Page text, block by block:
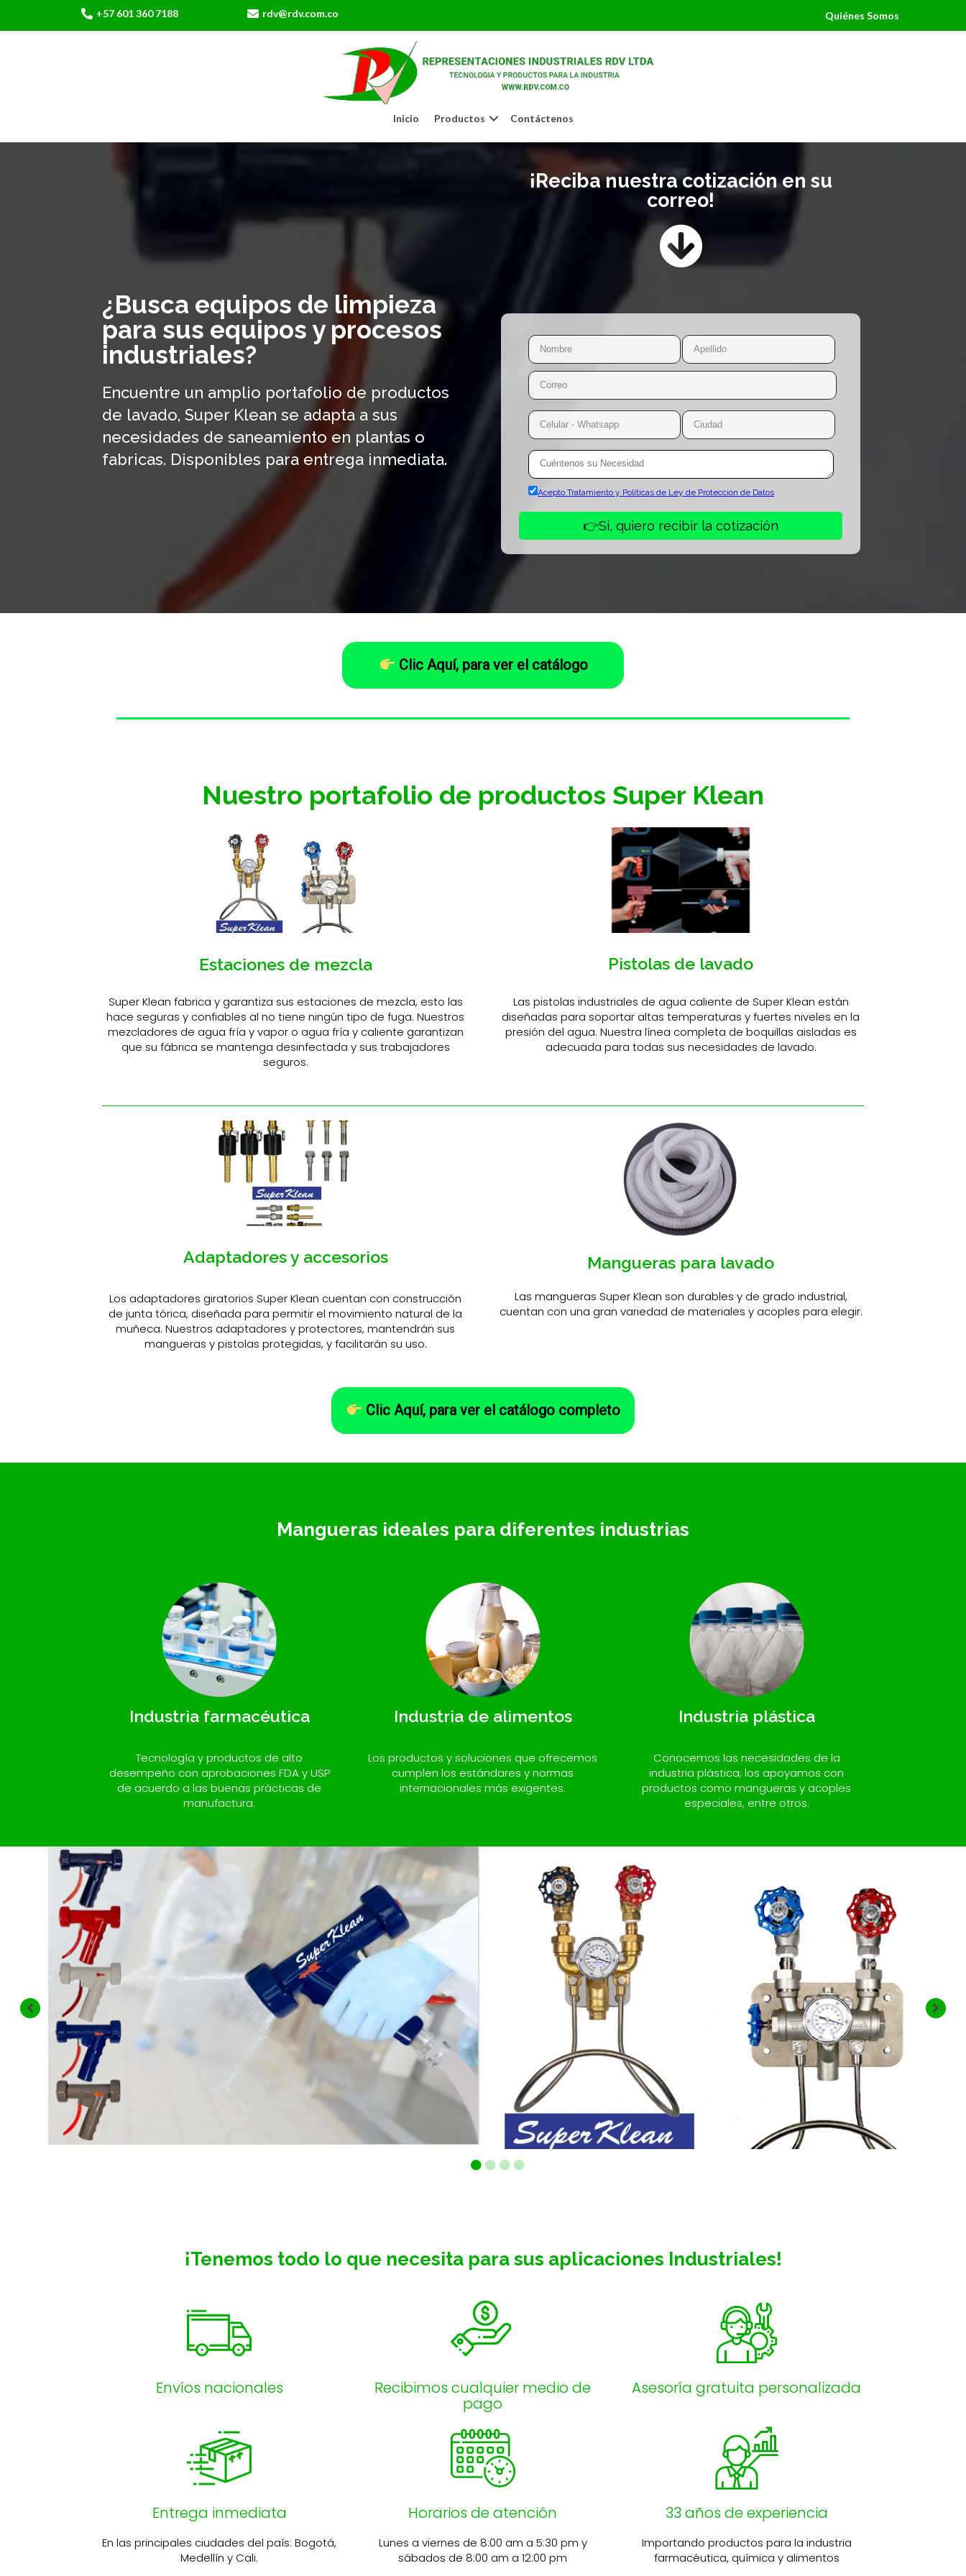
+57 601 360 7188 rdv@rdv.com.co Quiénes Somos
Inicio Productos Contáctenos
¿Busca equipos de limpieza
para sus equipos y procesos
industriales?
Encuentre un amplio portafolio de productos
de lavado, Super Klean se adapta a sus
necesidades de saneamiento en plantas o
fabricas. Disponibles para entrega inmediata.
¡Reciba nuestra cotización en su
correo!
Clic Aquí, para ver el catálogo
Nuestro portafolio de productos Super Klean
Estaciones de mezcla
Super Klean fabrica y garantiza sus estaciones de mezcla, esto las
hace seguras y confiables al no tiene ningún tipo de fuga. Nuestros
mezcladores de agua fría y vapor o agua fría y caliente garantizan
que su fábrica se mantenga desinfectada y sus trabajadores
seguros.
Pistolas de lavado
Las pistolas industriales de agua caliente de Super Klean están
diseñadas para soportar altas temperaturas y fuertes niveles en la
presión del agua. Nuestra línea completa de boquillas aisladas es
adecuada para todas sus necesidades de lavado.
Adaptadores y accesorios
Los adaptadores giratorios Super Klean cuentan con construcción
de junta tórica, diseñada para permitir el movimiento natural de la
muñeca. Nuestros adaptadores y protectores, mantendrán sus
mangueras y pistolas protegidas, y facilitarán su uso.
Mangueras para lavado
Las mangueras Super Klean son durables y de grado industrial,
cuentan con una gran variedad de materiales y acoples para elegir.
Clic Aquí, para ver el catálogo completo
Mangueras ideales para diferentes industrias
Industria farmacéutica
Tecnología y productos de alto
desempeño con aprobaciones FDA y USP
de acuerdo a las buenas prácticas de
manufactura.
Industria de alimentos
Los productos y soluciones que ofrecemos
cumplen los estándares y normas
internacionales más exigentes.
Industria plástica
Conocemos las necesidades de la
industria plástica; los apoyamos con
productos como mangueras y acoples
especiales, entre otros.
¡Tenemos todo lo que necesita para sus aplicaciones Industriales!
Envíos nacionales Recibimos cualquier medio de
pago
Asesoría gratuita personalizada
Entrega inmediata
En las principales ciudades del país: Bogotá,
Medellín y Cali.
Horarios de atención
Lunes a viernes de 8:00 am a 5:30 pm y
sábados de 8:00 am a 12:00 pm
33 años de experiencia
Importando productos para la industria
farmacéutica, química y alimentos